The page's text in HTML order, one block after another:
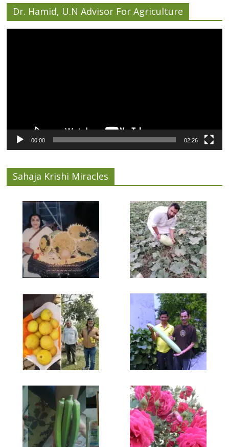
Dr. Hamid, U.N Advisor For Agriculture
00:00 02:26
Sahaja Krishi Miracles